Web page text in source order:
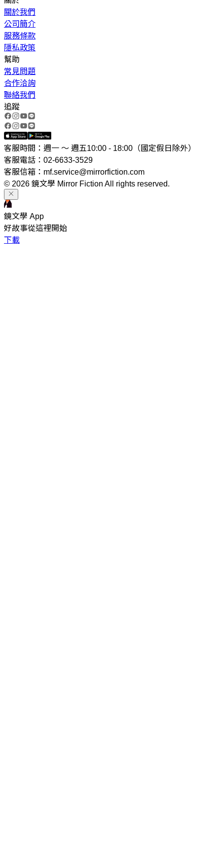
關於我們
公司簡介
服務條款
隱私政策
幫助
常見問題
合作洽詢
聯絡我們
追蹤
客服時間：週一 ～ 週五10:00 - 18:00（國定假日除外）
客服電話：02-6633-3529
客服信箱：mf.service@mirrorfiction.com
© 2026 鏡文學 Mirror Fiction All rights reserved.
鏡文學 App
好故事從這裡開始
下載